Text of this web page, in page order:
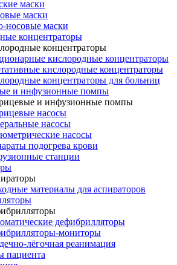
маски
маски
носовые маски
концентраторы
концентраторы
кислородные концентраторы
кислородные концентраторы
концентраторы для больниц
и инфузионные помпы
и инфузионные помпы
насосы
насосы
насосы
подогрева крови
станции
материалы для аспираторов
дефибрилляторы
мониторы
лёгочная реанимация
пациента